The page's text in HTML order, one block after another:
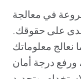
في معالجة
على حقوقك.
نعالج معلوماتك
ورفع درجة أمان